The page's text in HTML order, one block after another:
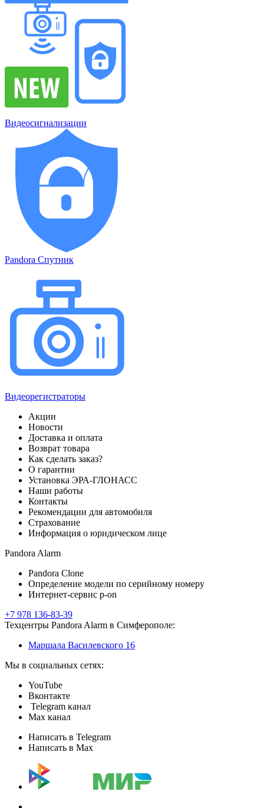
Видеосигнализации
Pandora Спутник
Видеорегистраторы
Акции
Новости
Доставка и оплата
Возврат товара
Как сделать заказ?
О гарантии
Установка ЭРА-ГЛОНАСС
Наши работы
Контакты
Рекомендации для автомобиля
Страхование
Информация о юридическом лице
Pandora Alarm
Pandora Clone
Определение модели по серийному номеру
Интернет-сервис p-on
+7 978 136-83-39
Техцентры Pandora Alarm в Симферополе:
Маршала Василевского 16
Мы в социальных сетях:
YouTube
Вконтакте
Telegram канал
Max канал
Написать в Telegram
Написать в Max